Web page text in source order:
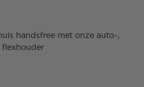
handsfree met onze auto-,
flexhouder